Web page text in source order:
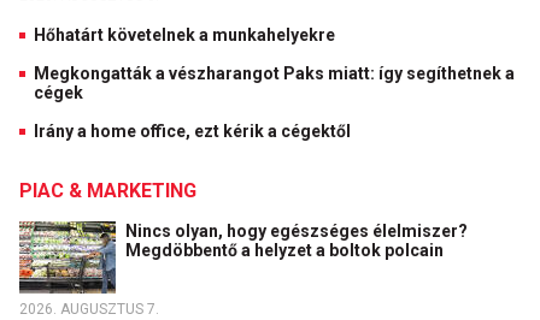
Hőhatárt követelnek a munkahelyekre
Megkongatták a vészharangot Paks miatt: így segíthetnek a
cégek
Irány a home office, ezt kérik a cégektől
PIAC & MARKETING
Nincs olyan, hogy egészséges élelmiszer?
Megdöbbentő a helyzet a boltok polcain
2026. AUGUSZTUS 7.